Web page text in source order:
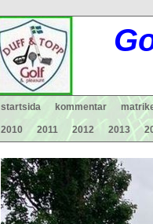
startsida kommentar
2010 2011 2012 2013